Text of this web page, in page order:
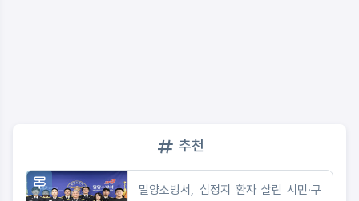
추천
밀양소방서, 심정지 환자 살린 시민·구